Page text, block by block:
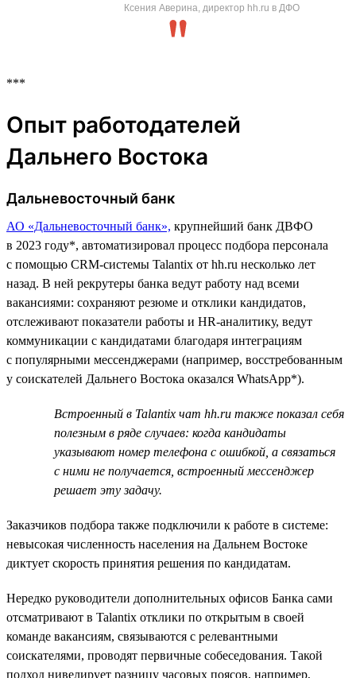
Ксения Аверина, директор hh.ru в ДФО
***
Опыт работодателей
Дальнего Востока
Дальневосточный банк
АО «Дальневосточный банк», крупнейший банк ДВФО
в 2023 году*, автоматизировал процесс подбора персонала
с помощью CRM-системы Talantix от hh.ru несколько лет
назад. В ней рекрутеры банка ведут работу над всеми
вакансиями: сохраняют резюме и отклики кандидатов,
отслеживают показатели работы и HR-аналитику, ведут
коммуникации с кандидатами благодаря интеграциям
с популярными мессенджерами (например, восстребованным
у соискателей Дальнего Востока оказался WhatsApp*).
Встроенный в Talantix чат hh.ru также показал себя
полезным в ряде случаев: когда кандидаты
указывают номер телефона с ошибкой, а связаться
с ними не получается, встроенный мессенджер
решает эту задачу.
Заказчиков подбора также подключили к работе в системе:
невысокая численность населения на Дальнем Востоке
диктует скорость принятия решения по кандидатам.
Нередко руководители дополнительных офисов Банка сами
отсматривают в Talantix отклики по открытым в своей
команде вакансиям, связываются с релевантными
соискателями, проводят первичные собеседования. Такой
подход нивелирует разницу часовых поясов, например,